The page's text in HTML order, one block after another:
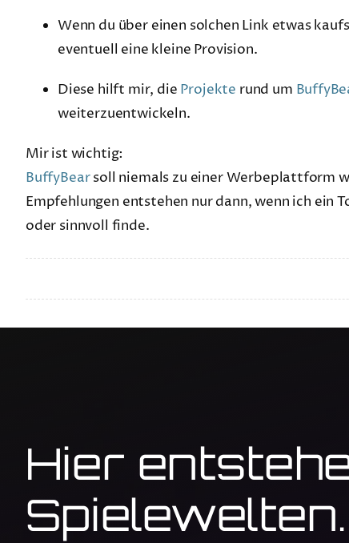
Wenn du über einen solchen Link etwas
eventuell eine kleine Provision.
Diese hilft mir, die Projekte rund um
weiterzuentwickeln.
Mir ist wichtig:
BuffyBearsoll niemals zu einer Werbeplattform
Empfehlungen entstehen nur dann, wenn ich ein
oder sinnvoll finde.
Hier
Spielewelten.